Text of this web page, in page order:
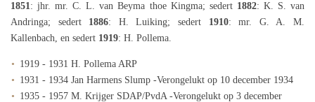
1851: jhr. mr. C. L. van Beyma thoe Kingma; sedert 1882: K. S. van
Andringa; sedert 1886: H. Luiking; sedert 1910: mr. G. A. M.
Kallenbach, en sedert 1919: H. Pollema.
1919 - 1931 H. Pollema ARP
1931 - 1934 Jan Harmens Slump -Verongelukt op 10 december 1934
1935 - 1957 M. Krijger SDAP/PvdA -Verongelukt op 3 december